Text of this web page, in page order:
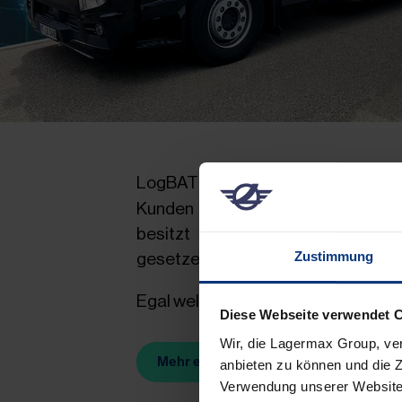
Zustimmung
Diese Webseite verwendet
Wir, die Lagermax Group,
anbieten zu können und die
Verwendung unserer
LogBATT hat sich vom ersten
Kunden einzigartige und
besitzt die notwendigen
gesetzeskonform und verlässlich
Egal welche Batteriegröße oder
Mehr erfahren
(Öffnet in neuem Tab)